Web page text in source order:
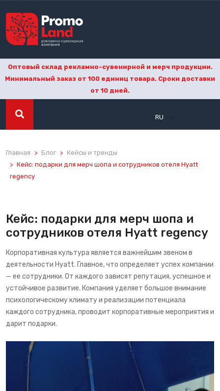
Оптовый склад рекламно-сувенирной и мерч продукции.
Минимальный заказ от 100 единиц товара. Сроки доставки
от 10 дней.
RU
Главная Блог
Кейсы и тренды
Кейс: подарки для мерч шопа и сотрудников отеля Hyatt
regency
Кейс: подарки для мерч шопа и
сотрудников отеля Hyatt regency
Корпоративная культура является важнейшим звеном в
деятельности Hyatt. Главное, что определяет успех компании
— ее сотрудники. От каждого зависят репутация, успешное и
устойчивое развитие. Компания уделяет большое внимание
психологическому климату и реализации потенциала
каждого сотрудника, проводит корпоративные мероприятия и
дарит подарки.